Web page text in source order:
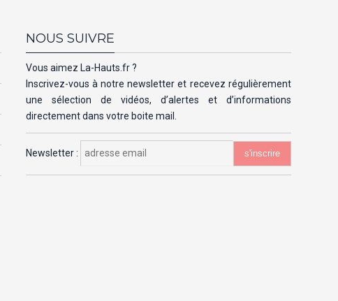
NOUS SUIVRE
Vous aimez La-Hauts.fr ?
Inscrivez-vous à notre newsletter et recevez régulièrement
une sélection de vidéos, d’alertes et d’informations
directement dans votre boite mail.
Newsletter :